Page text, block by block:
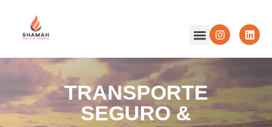
TRANSPORTE
SEGURO &